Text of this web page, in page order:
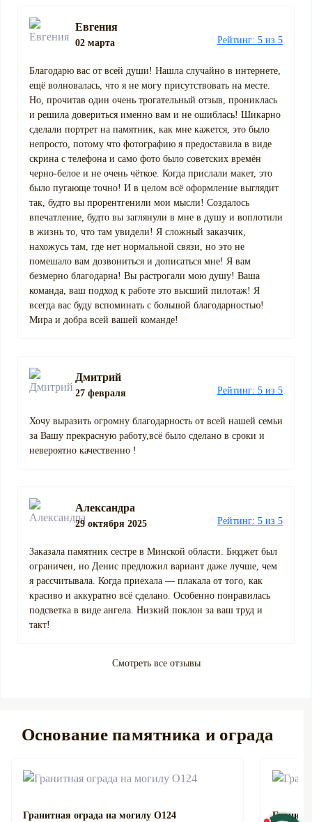
Евгения
02 марта Рейтинг: 5 из 5
Благодарю вас от всей души! Нашла случайно в интернете,
ещё волновалась, что я не могу присутствовать на месте.
Но, прочитав один очень трогательный отзыв, прониклась
и решила довериться именно вам и не ошиблась! Шикарно
сделали портрет на памятник, как мне кажется, это было
непросто, потому что фотографию я предоставила в виде
скрина с телефона и само фото было советских времён
черно-белое и не очень чёткое. Когда прислали макет, это
было пугающе точно! И в целом всё оформление выглядит
так, будто вы прорентгенили мои мысли! Создалось
впечатление, будто вы заглянули в мне в душу и воплотили
в жизнь то, что там увидели! Я сложный заказчик,
нахожусь там, где нет нормальной связи, но это не
помешало вам дозвониться и дописаться мне! Я вам
безмерно благодарна! Вы растрогали мою душу! Ваша
команда, ваш подход к работе это высший пилотаж! Я
всегда вас буду вспоминать с большой благодарностью!
Мира и добра всей вашей команде!
Дмитрий
27 февраля Рейтинг: 5 из 5
Хочу выразить огромну благодарность от всей нашей семьи
за Вашу прекрасную работу,всё было сделано в сроки и
невероятно качественно !
Александра
29 октября 2025 Рейтинг: 5 из 5
Заказала памятник сестре в Минской области. Бюджет был
ограничен, но Денис предложил вариант даже лучше, чем
я рассчитывала. Когда приехала — плакала от того, как
красиво и аккуратно всё сделано. Особенно понравилась
подсветка в виде ангела. Низкий поклон за ваш труд и
такт!
Смотреть все отзывы
Основание памятника и ограда
Гранитная ограда на могилу О124